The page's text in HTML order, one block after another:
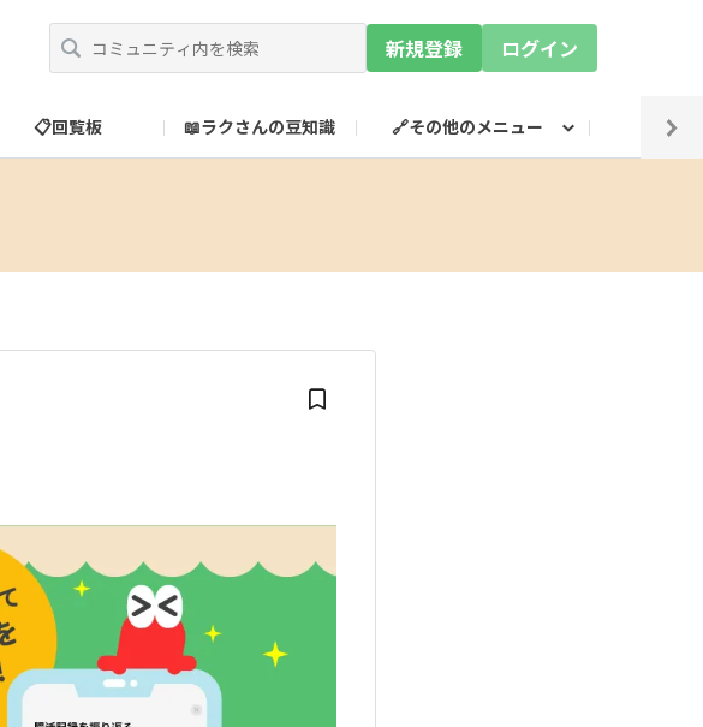
新規登録 ログイン
📋回覧板 📖ラクさんの豆知識 🔗その他のメニュー